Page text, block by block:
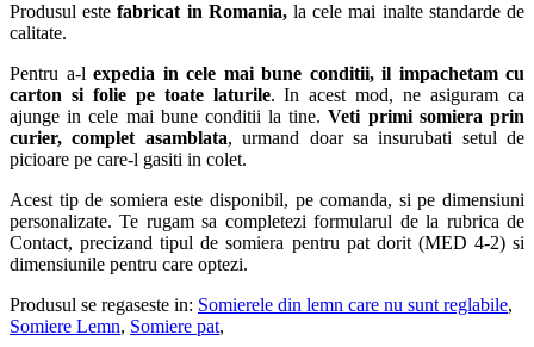
Produsul estefabricat in Romania,la cele mai inalte standarde de
calitate.
Pentru a-l expedia in cele mai bune conditii, il impachetam cu
carton si folie pe toate laturile. In acest mod, ne asiguram ca
ajunge in cele mai bune conditii la tine.Veti primi somiera prin
curier, complet asamblata, urmand doar sa insurubati setul de
picioare pe care-l gasiti in colet.
Acest tip de somiera este disponibil, pe comanda, si pe dimensiuni
personalizate. Te rugam sa completezi formularul de la rubrica de
Contact, precizand tipul de somiera pentru pat dorit (MED 4-2) si
dimensiunile pentru care optezi.
Produsul se regaseste in: Somierele din lemn care nu sunt reglabile,
Somiere Lemn, Somiere pat,